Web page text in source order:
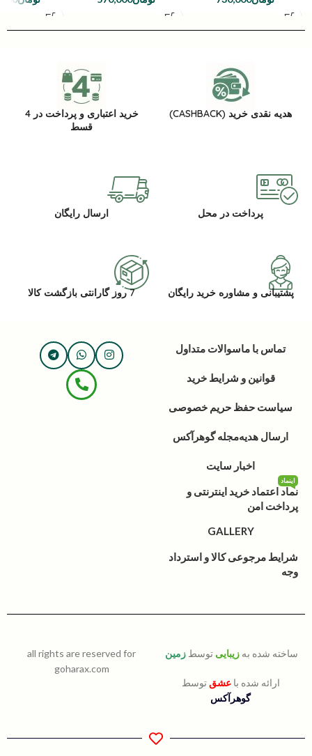
هدیه نقدی خرید (CASHBACK)
خرید اعتباری و پرداخت در 4
قسط
پرداخت در محل ارسال رایگان
پشتیبانی و مشاوره خرید رایگان 7 روز گارانتی بازگشت کالا
تماس با ماسوالات متداول
قوانین و شرایط خرید
سیاست حفظ حریم خصوصی
ارسال هدیهمجله گوهرآکس
اخبار سایت
نماد اعتماد خرید اینترنتی و
پرداخت امن
اینماد
GALLERY
شرایط مرجوعی کالا و استرداد
وجه
ساخته شده به زیبایی توسط زمین
ارائه شده باعشق توسط
گوهرآکس
all rights are reserved for
goharax.com